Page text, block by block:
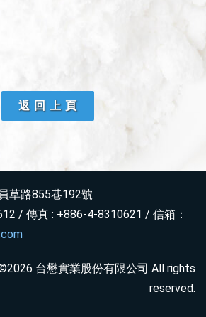
返 回 上 頁
草路855巷192號
/ 傳真 : +886-4-8310621 / 信箱：
台懋實業股份有限公司 All rights
reserved.